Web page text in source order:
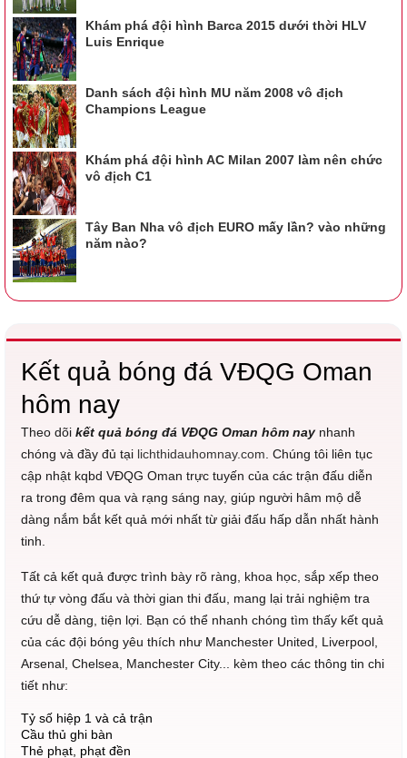
Khám phá đội hình Barca 2015 dưới thời HLV
Luis Enrique
Danh sách đội hình MU năm 2008 vô địch
Champions League
Khám phá đội hình AC Milan 2007 làm nên chức
vô địch C1
Tây Ban Nha vô địch EURO mấy lần? vào những
năm nào?
Kết quả bóng đá VĐQG Oman
hôm nay
Theo dõi kết quả bóng đá VĐQG Oman hôm naynhanh
chóng và đầy đủ tại lichthidauhomnay.com . Chúng tôi liên tục
cập nhật kqbd VĐQG Oman trực tuyến của các trận đấu diễn
ra trong đêm qua và rạng sáng nay, giúp người hâm mộ dễ
dàng nắm bắt kết quả mới nhất từ giải đấu hấp dẫn nhất hành
tinh.
Tất cả kết quả được trình bày rõ ràng, khoa học, sắp xếp theo
thứ tự vòng đấu và thời gian thi đấu, mang lại trải nghiệm tra
cứu dễ dàng, tiện lợi. Bạn có thể nhanh chóng tìm thấy kết quả
của các đội bóng yêu thích như Manchester United, Liverpool,
Arsenal, Chelsea, Manchester City... kèm theo các thông tin chi
tiết như:
Tỷ số hiệp 1 và cả trận
Cầu thủ ghi bàn
Thẻ phạt, phạt đền